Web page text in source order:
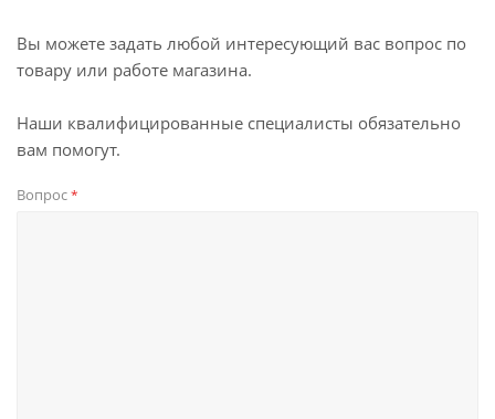
Вы можете задать любой интересующий вас вопрос по
товару или работе магазина.
Наши квалифицированные специалисты обязательно
вам помогут.
Вопрос*